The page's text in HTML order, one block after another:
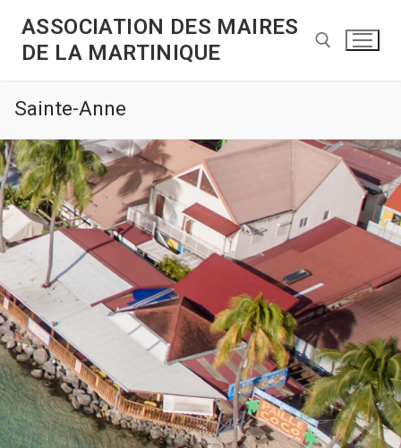
ASSOCIATION DES MAIRES
DE LA MARTINIQUE
Sainte-Anne